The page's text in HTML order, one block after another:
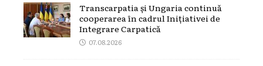
Transcarpatia și Ungaria continuă
cooperarea în cadrul Inițiativei de
Integrare Carpatică
07.08.2026